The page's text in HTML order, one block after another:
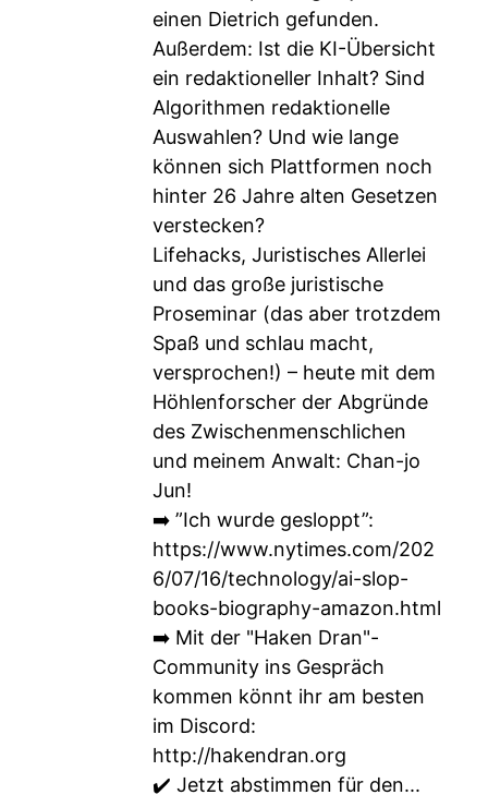
einen Dietrich gefunden.
Außerdem: Ist die KI-Übersicht
ein redaktioneller Inhalt? Sind
Algorithmen redaktionelle
Auswahlen? Und wie lange
können sich Plattformen noch
hinter 26 Jahre alten Gesetzen
verstecken?
Lifehacks, Juristisches Allerlei
und das große juristische
Proseminar (das aber trotzdem
Spaß und schlau macht,
versprochen!) – heute mit dem
Höhlenforscher der Abgründe
des Zwischenmenschlichen
und meinem Anwalt: Chan-jo
Jun!
➡️ ”Ich wurde gesloppt”:
https://www.nytimes.com/202
6/07/16/technology/ai-slop-
books-biography-amazon.html
➡️ Mit der "Haken Dran"-
Community ins Gespräch
kommen könnt ihr am besten
im Discord:
http://hakendran.org
✔️ Jetzt abstimmen für den...